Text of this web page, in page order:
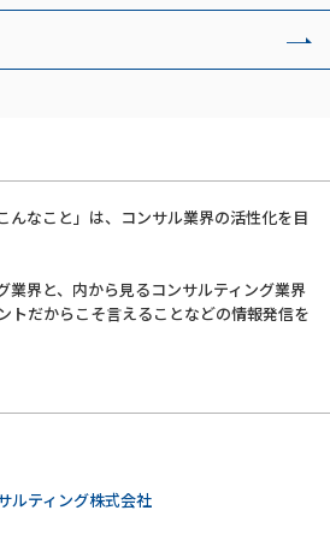
んなこと」は、コンサル業界の活性化を目
業界と、内から見るコンサルティング業界
トだからこそ言えることなどの情報発信を
ルティング株式会社